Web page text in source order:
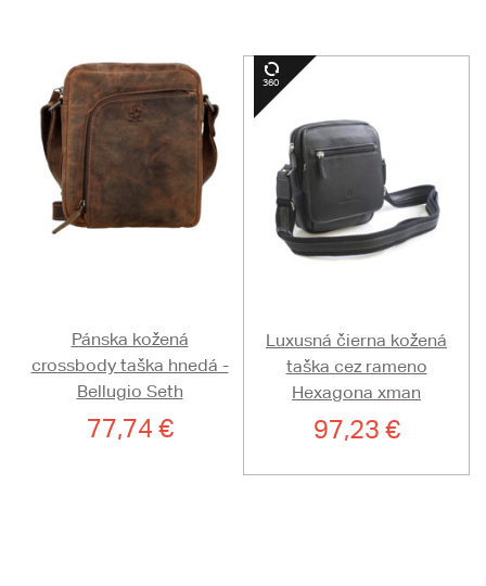
Pánska kožená
crossbody taška hnedá -
Bellugio Seth
77,74 €
Luxusná čierna kožená
taška cez rameno
Hexagona xman
97,23 €